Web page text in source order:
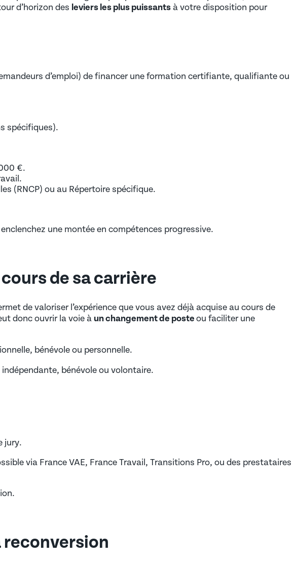
d’horizon des leviers les plus puissants à votre disposition pour
d’emploi) de financer une formation certifiante, qualifiante ou
spécifiques).
€.
(RNCP) ou au Répertoire spécifique.
une montée en compétences progressive.
de sa carrière
de valoriser l’expérience que vous avez déjà acquise au cours de
donc ouvrir la voie à un changement de poste ou faciliter une
bénévole ou personnelle.
bénévole ou volontaire.
jury.
via France VAE, France Travail, Transitions Pro, ou des prestataires
reconversion